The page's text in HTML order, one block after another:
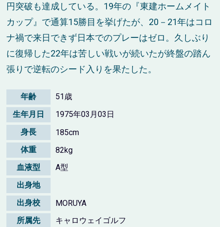
円突破も達成している。19年の『東建ホームメイト
カップ』で通算15勝目を挙げたが、20－21年はコロ
ナ禍で来日できず日本でのプレーはゼロ。久しぶり
に復帰した22年は苦しい戦いが続いたが終盤の踏ん
張りで逆転のシード入りを果たした。
年齢
51歳
生年月日
1975年03月03日
身長
185cm
体重
82kg
血液型
A型
出身地
出身校
MORUYA
所属先
キャロウェイゴルフ